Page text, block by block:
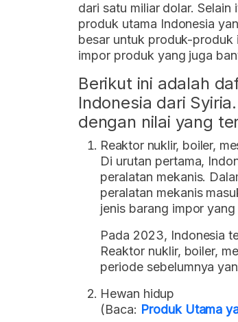
dari satu miliar dolar.
produk utama Indonesia
besar untuk produk-produk
impor produk yang juga
Berikut ini adalah
Indonesia dari
dengan nilai yang
Reaktor nuklir, boiler,
Di urutan pertama,
peralatan mekanis.
peralatan mekanis
jenis barang impor
Pada 2023, Indonesia
Reaktor nuklir, boiler,
periode sebelumnya
Hewan hidup
(Baca: Produk Utama